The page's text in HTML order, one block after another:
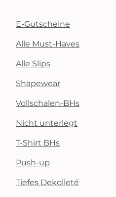
E-Gutscheine
Alle Must-Haves
Alle Slips
Shapewear
Vollschalen-BHs
Nicht unterlegt
T-Shirt BHs
Push-up
Tiefes Dekolleté